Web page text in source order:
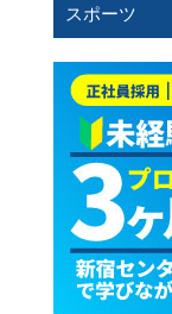
スポーツ